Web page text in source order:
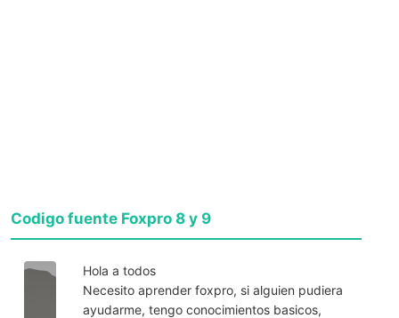
Codigo fuente Foxpro 8 y 9
Hola a todos
Necesito aprender foxpro, si alguien pudiera
ayudarme, tengo conocimientos basicos,